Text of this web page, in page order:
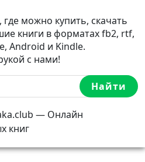
можно купить, скачать
книги в форматах fb2, rtf,
Android и Kindle.
с нами!
Найти
— Онлайн
книг